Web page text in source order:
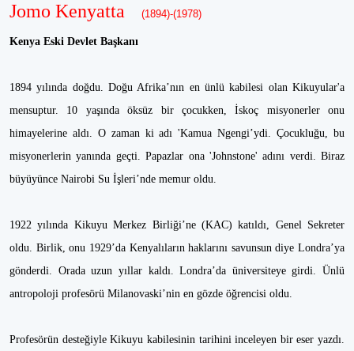
Jomo Kenyatta (1894)-(1978)
Kenya Eski Devlet Başkanı
1894 yılında doğdu. Doğu Afrika’nın en ünlü kabilesi olan Kikuyular'a
mensuptur. 10 yaşında öksüz bir çocukken, İskoç misyonerler onu
himayelerine aldı. O zaman ki adı 'Kamua Ngengi’ydi. Çocukluğu, bu
misyonerlerin yanında geçti. Papazlar ona 'Johnstone' adını verdi. Biraz
büyüyünce Nairobi Su İşleri’nde memur oldu.
1922 yılında Kikuyu Merkez Birliği’ne (KAC) katıldı, Genel Sekreter
oldu. Birlik, onu 1929’da Kenyalıların haklarını savunsun diye Londra’ya
gönderdi. Orada uzun yıllar kaldı. Londra’da üniversiteye girdi. Ünlü
antropoloji profesörü Milanovaski’nin en gözde öğrencisi oldu.
Profesörün desteğiyle Kikuyu kabilesinin tarihini inceleyen bir eser yazdı.